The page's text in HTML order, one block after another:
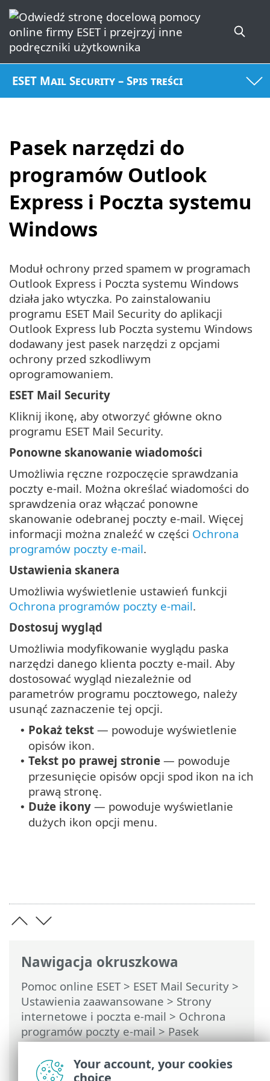
ESET Mail Security – Spis treści
Pasek narzędzi do
programów Outlook
Express i Poczta systemu
Windows
Nawigacja okruszkowa
Pomoc online ESET> ESET Mail Security >
Ustawienia zaawansowane > Strony
internetowe i poczta e-mail > Ochrona
programów poczty e-mail> Pasek
narzędzi do programów Outlook Express
i Poczta systemu Windows
Moduł ochrony przed spamem w programach
Outlook Express i Poczta systemu Windows
działa jako wtyczka. Po zainstalowaniu
programu ESET Mail Security do aplikacji
Outlook Express lub Poczta systemu Windows
dodawany jest pasek narzędzi z opcjami
ochrony przed szkodliwym
oprogramowaniem.
ESET Mail Security
Kliknij ikonę, aby otworzyć główne okno
programu ESET Mail Security.
Ponowne skanowanie wiadomości
Umożliwia ręczne rozpoczęcie sprawdzania
poczty e-mail. Można określać wiadomości do
sprawdzenia oraz włączać ponowne
skanowanie odebranej poczty e-mail. Więcej
informacji można znaleźć w części Ochrona
programów poczty e-mail.
Ustawienia skanera
Umożliwia wyświetlenie ustawień funkcji
Ochrona programów poczty e-mail.
Dostosuj wygląd
Umożliwia modyfikowanie wyglądu paska
narzędzi danego klienta poczty e-mail. Aby
dostosować wygląd niezależnie od
parametrów programu pocztowego, należy
usunąć zaznaczenie tej opcji.
• Pokaż tekst — powoduje wyświetlenie
opisów ikon.
• Tekst po prawej stronie — powoduje
przesunięcie opisów opcji spod ikon na ich
prawą stronę.
• Duże ikony — powoduje wyświetlanie
dużych ikon opcji menu.
Your account, your cookies
choice